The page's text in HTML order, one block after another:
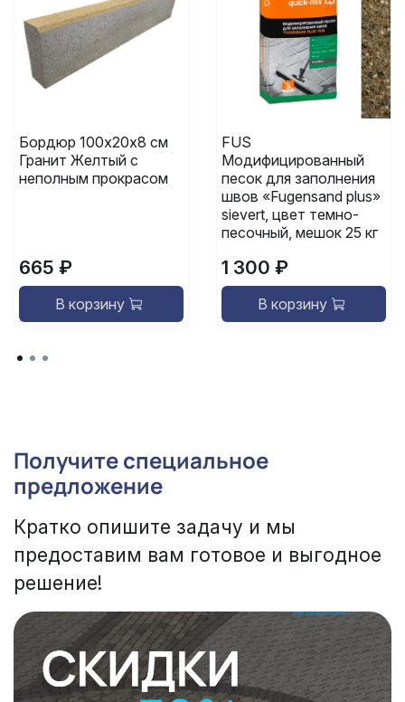
Бордюр 100х20х8 см
Гранит Желтый с
неполным прокрасом
665 ₽
В корзину
FUS
Модифицированный
песок для заполнения
швов «Fugensand plus»
sievert, цвет темно-
песочный, мешок 25 кг
1 300 ₽
В корзину
Получите специальное
предложение
Кратко опишите задачу и мы
предоставим вам готовое и выгодное
решение!